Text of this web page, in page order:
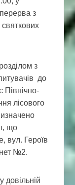
з
з
до
Північно-
лісового
що
вул. Героїв
№2.
довільній